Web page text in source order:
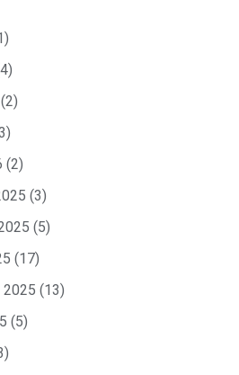
(2)
(2)
(3)
(5)
(17)
(13)
(5)